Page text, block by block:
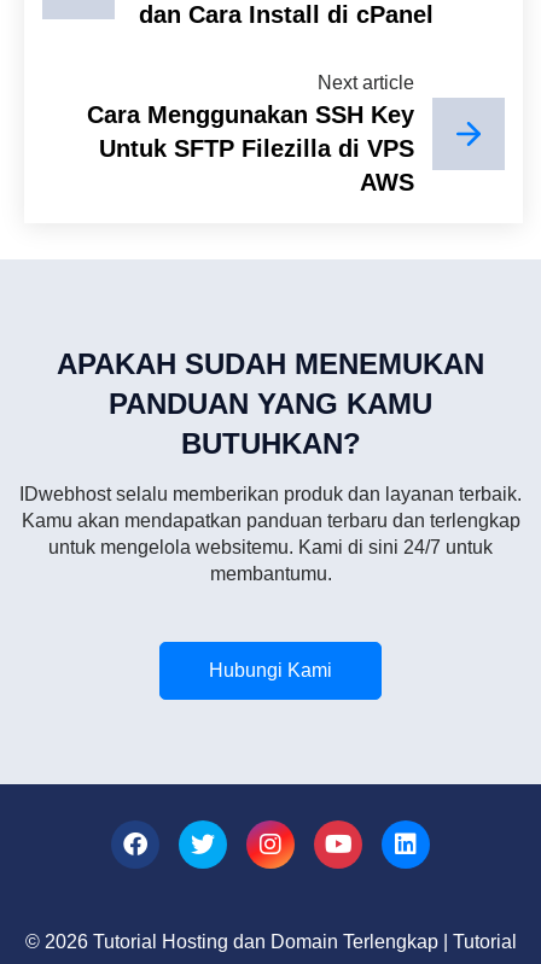
dan Cara Install di cPanel
Next article
Cara Menggunakan SSH Key
Untuk SFTP Filezilla di VPS
AWS
APAKAH SUDAH MENEMUKAN
PANDUAN YANG KAMU
BUTUHKAN?
IDwebhost selalu memberikan produk dan layanan terbaik.
Kamu akan mendapatkan panduan terbaru dan terlengkap
untuk mengelola websitemu. Kami di sini 24/7 untuk
membantumu.
Hubungi Kami
© 2026 Tutorial Hosting dan Domain Terlengkap | Tutorial